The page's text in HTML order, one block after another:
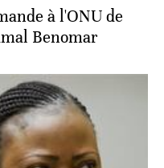
à l'ONU de
Benomar